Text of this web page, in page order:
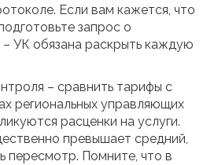
Если вам кажется, что
запрос о
– УК обязана раскрыть каждую
– сравнить тарифы с
региональных управляющих
расценки на услуги.
превышает средний,
пересмотр. Помните, что в